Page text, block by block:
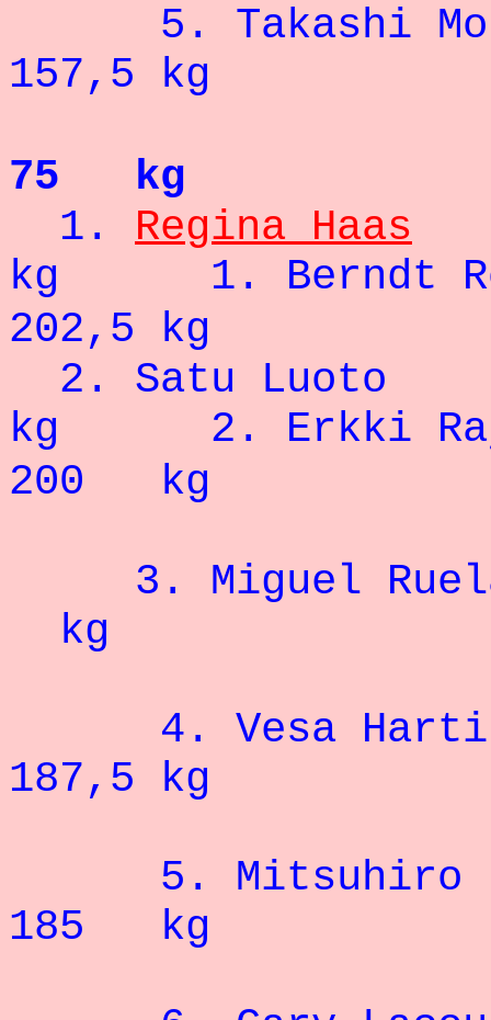
5.
157,5 kg
75 kg
1. Regina Haas
kg 1.
202,5 kg
2. Satu
kg 2.
200 kg
3.
kg
4. Vesa
187,5 kg
5.
185 kg